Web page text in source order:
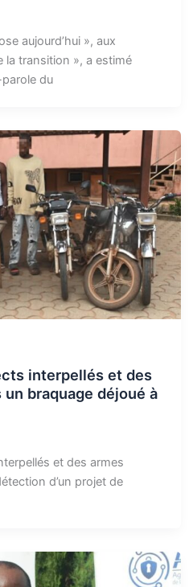
aujourd’hui », aux
la transition », a estimé
du
interpellés et des
braquage déjoué à
et des armes
d’un projet de